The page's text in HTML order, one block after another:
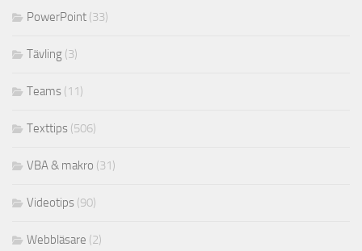
PowerPoint (33)
Tävling (3)
Teams (11)
Texttips (506)
VBA & makro (31)
Videotips (90)
Webbläsare (2)